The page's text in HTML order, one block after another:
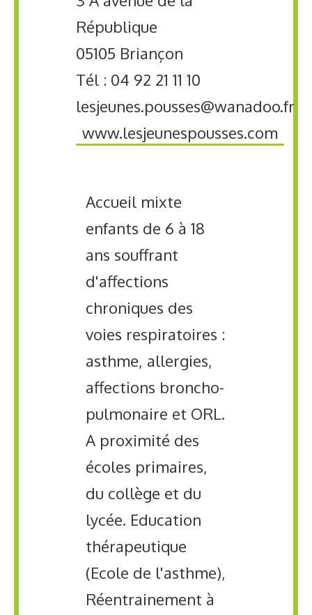
République
05105 Briançon
Tél : 04 92 21 11 10
lesjeunes.pousses@wanadoo.fr
www.lesjeunespousses.com
Accueil mixte
enfants de 6 à 18
ans souffrant
d'affections
chroniques des
voies respiratoires :
asthme, allergies,
affections broncho-
pulmonaire et ORL.
A proximité des
écoles primaires,
du collège et du
lycée. Education
thérapeutique
(Ecole de l'asthme),
Réentrainement à